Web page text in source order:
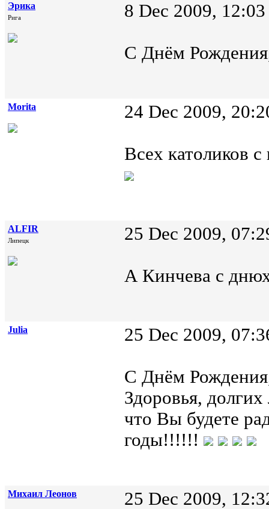
Эрика
Рига 8 Dec 2009, 12:03
С Днём
Morita 24 Dec 2009,
Всех католиков
ALFIR
Липецк 25 Dec 2009,
А Кинчева с
Julia 25 Dec 2009,
С Днём
Здоровья,
что Вы будете
годы!!!!!!
Михаил Леонов 25 Dec 2009,